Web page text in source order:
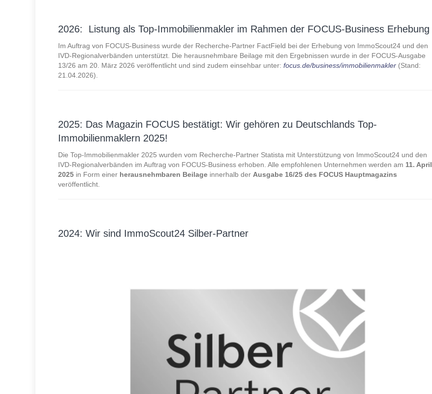
2026: Listung als Top-Immobilienmakler im Rahmen der FOCUS-Business Erhebung
Im Auftrag von FOCUS-Business wurde der Recherche-Partner FactField bei der Erhebung von ImmoScout24 und den
IVD-Regionalverbänden unterstützt. Die herausnehmbare Beilage mit den Ergebnissen wurde in der FOCUS-Ausgabe
13/26 am 20. März 2026 veröffentlicht und sind zudem einsehbar unter: focus.de/business/immobilienmakler (Stand:
21.04.2026).
2025: Das Magazin FOCUS bestätigt: Wir gehören zu Deutschlands Top-
Immobilienmaklern 2025!
Die Top-Immobilienmakler 2025 wurden vom Recherche-Partner Statista mit Unterstützung von ImmoScout24 und den
IVD-Regionalverbänden im Auftrag von FOCUS-Business erhoben. Alle empfohlenen Unternehmen werden am 11. April
2025in Form einer herausnehmbaren Beilageinnerhalb der Ausgabe 16/25 des FOCUS Hauptmagazins
veröffentlicht.
2024: Wir sind ImmoScout24 Silber-Partner